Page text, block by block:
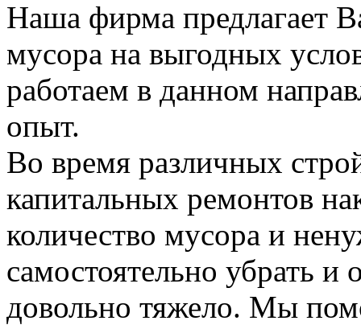
Наша фирма предлагает
мусора на выгодных
работаем в данном
опыт.
Во время различных
капитальных ремонтов
количество мусора и
самостоятельно убрать и
довольно тяжело. Мы